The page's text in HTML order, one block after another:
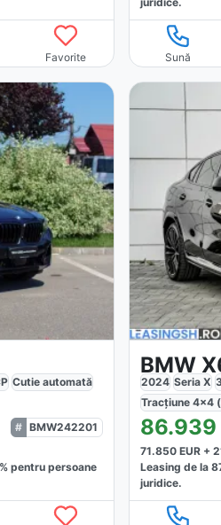
Favorite Sună
Cutie automată
BMW242201
% pentru persoane
BMW
2024 Seria X
Tracțiune4x4
86.939
71.850 EUR +
Leasing de la
juridice.